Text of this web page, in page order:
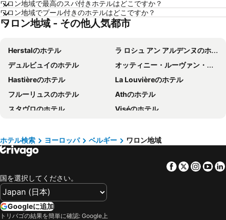
長崎のホテル
盛岡のホテル
浦安市のホテル
香川県のホテル
関東地方のホテル
石川県のホテル
宮城県のホテル
兵庫県のホテル
近畿地方のホテル
鳥取県のホテル
島根県のホテル
群馬県のホテル
新潟県のホテル
大阪府のホテル
山口のホテル
九州地方のホテル
栃木のホテル
ワロン地域で最高のスパ付きホテルはどこですか？
ワロン地域でプール付きのホテルはどこですか？
ワロン地域 - その他人気都市
Herstalのホテル
ラ ロシュ アン アルデンヌのホテル
デュルビュイのホテル
オッティニー・ルーヴァン・ラ・ヌーヴのホテル
Hastièreのホテル
La Louvièreのホテル
フルーリュスのホテル
Athのホテル
スタヴロのホテル
Viséのホテル
Villers-la-Villeのホテル
Sougné-Remouchampsのホテル
ニベルのホテル
Plombièresのホテル
Seraingのホテル
ラ ウルプのホテル
Chaumont-Gistouxのホテル
ホテル検索 ヨーロッパ ベルギー ワロン地域
Facebook
Twitter
国を選択してください。
Googleに追加
トリバゴの結果を簡単に確認: Google上